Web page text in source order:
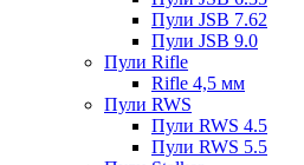
Пули JSB 7.62
Пули JSB 9.0
Пули Rifle
Rifle 4,5 мм
Пули RWS
Пули RWS 4.5
Пули RWS 5.5